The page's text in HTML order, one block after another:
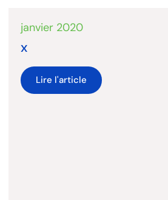
janvier 2020
x
Lire l'article